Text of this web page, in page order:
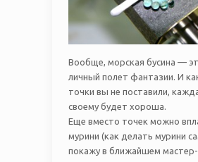
Вообще, морская бусина —
личный полет фантазии. И
точки вы не поставили,
своему будет хороша.
Еще вместо точек можно
мурини (как делать мурини
покажу в ближайшем мастер-